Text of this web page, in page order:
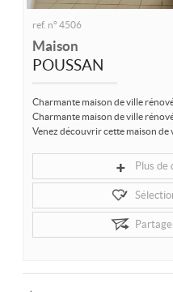
ref. n° 4506
Maison
POUSSAN
Charmante maison de ville
Charmante maison de ville
Venez découvrir cette maison de
Plus de